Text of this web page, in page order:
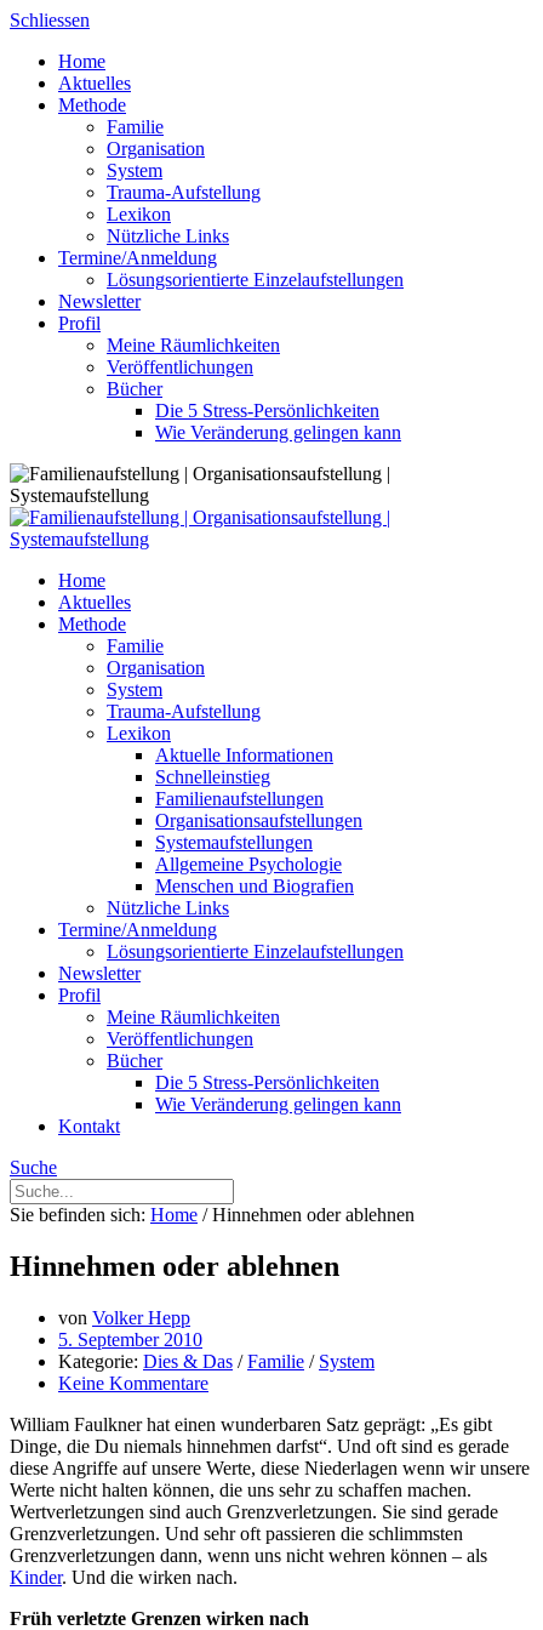
Skip
content
Schliessen
Home
Aktuelles
Methode
Familie
Organisation
System
Trauma-Aufstellung
Lexikon
Nützliche Links
Termine/Anmeldung
Lösungsorientierte Einzelaufstellungen
Newsletter
Profil
Meine Räumlichkeiten
Veröffentlichungen
Bücher
Die 5 Stress-Persönlichkeiten
Wie Veränderung gelingen kann
Home
Aktuelles
Methode
Familie
Organisation
System
Trauma-Aufstellung
Lexikon
Aktuelle Informationen
Schnelleinstieg
Familienaufstellungen
Organisationsaufstellungen
Systemaufstellungen
Allgemeine Psychologie
Menschen und Biografien
Nützliche Links
Termine/Anmeldung
Lösungsorientierte Einzelaufstellungen
Newsletter
Profil
Meine Räumlichkeiten
Veröffentlichungen
Bücher
Die 5 Stress-Persönlichkeiten
Wie Veränderung gelingen kann
Kontakt
Suche
Sie befinden sich: Home / Hinnehmen oder ablehnen
Hinnehmen oder ablehnen
von Volker Hepp
5. September 2010
Kategorie: Dies & Das /Familie / System
Keine Kommentare
William Faulkner hat einen wunderbaren Satz geprägt: „Es gibt
Dinge, die Du niemals hinnehmen darfst“. Und oft sind es gerade
diese Angriffe auf unsere Werte, diese Niederlagen wenn wir unsere
Werte nicht halten können, die uns sehr zu schaffen machen.
Wertverletzungen sind auch Grenzverletzungen. Sie sind gerade
Grenzverletzungen. Und sehr oft passieren die schlimmsten
Grenzverletzungen dann, wenn uns nicht wehren können – als
Kinder. Und die wirken nach.
Früh verletzte Grenzen wirken nach